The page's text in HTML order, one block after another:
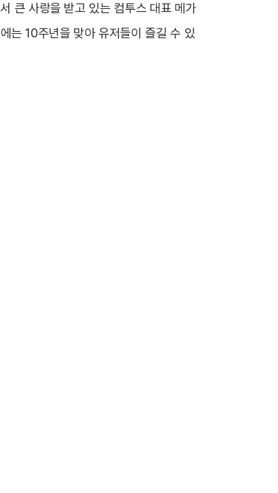
큰 사랑을 받고 있는 컴투스 대표 메가
는 10주년을 맞아 유저들이 즐길 수 있